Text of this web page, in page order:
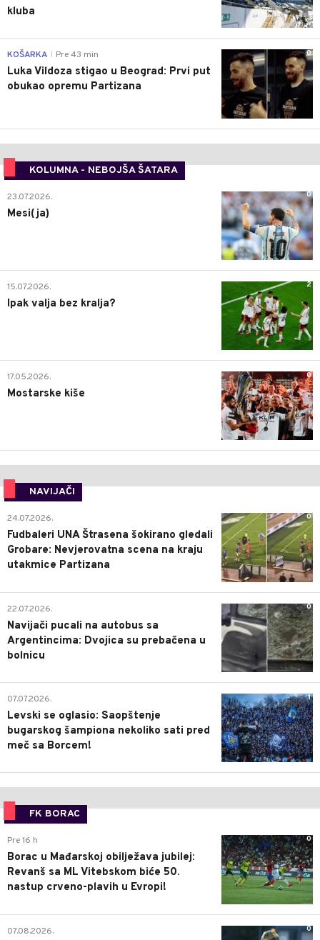
kluba
0
KOŠARKA Pre 43 min
Luka Vildoza stigao u Beograd: Prvi put
obukao opremu Partizana
KOLUMNA - NEBOJŠA ŠATARA
0
23.07.2026.
Mesi(ja)
2
15.07.2026.
Ipak valja bez kralja?
0
17.05.2026.
Mostarske kiše
NAVIJAČI
0
24.07.2026.
Fudbaleri UNA Štrasena šokirano gledali
Grobare: Nevjerovatna scena na kraju
utakmice Partizana
0
22.07.2026.
Navijači pucali na autobus sa
Argentincima: Dvojica su prebačena u
bolnicu
1
07.07.2026.
Levski se oglasio: Saopštenje
bugarskog šampiona nekoliko sati pred
meč sa Borcem!
FK BORAC
0
Pre 16 h
Borac u Mađarskoj obilježava jubilej:
Revanš sa ML Vitebskom biće 50.
nastup crveno-plavih u Evropi!
0
07.08.2026.